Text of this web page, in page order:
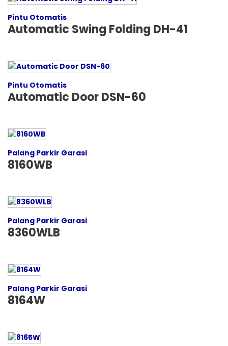
Pintu Otomatis
Automatic Swing Folding DH-41
Pintu Otomatis
Automatic Door DSN-60
Palang Parkir Garasi
8160WB
Palang Parkir Garasi
8360WLB
Palang Parkir Garasi
8164W